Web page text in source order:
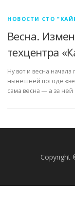
НОВОСТИ СТО
Весна.
техцентра
Ну вот и весна
нынешней погоде
сама весна — а за
Copyright